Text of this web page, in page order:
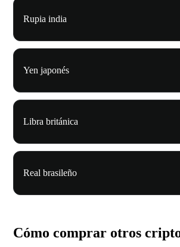
Rupia india
Yen japonés
Libra británica
Real brasileño
Cómo comprar otros